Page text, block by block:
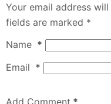
Your email address
fields are marked *
Name *
Email *
Add Comment *